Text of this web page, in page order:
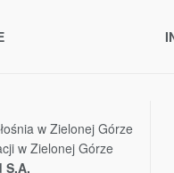
w Zielonej Górze
w Zielonej Górze
S.A.